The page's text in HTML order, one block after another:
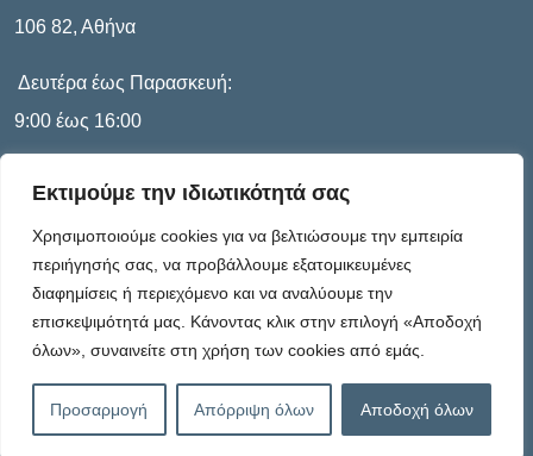
Εκτιμούμε την ιδιωτικότητά σας
Χρησιμοποιούμε cookies για να βελτιώσουμε την εμπειρία
περιήγησής σας, να προβάλλουμε εξατομικευμένες
διαφημίσεις ή περιεχόμενο και να αναλύουμε την
επισκεψιμότητά μας. Κάνοντας κλικ στην επιλογή «Αποδοχή
όλων», συναινείτε στη χρήση των cookies από εμάς.
Προσαρμογή Απόρριψη όλων Αποδοχή όλων
106 82, Αθήνα
Δευτέρα έως Παρασκευή:
9:00 έως 16:00
Πληροφορίες
Καταστατικό
Πολιτική Απορρήτου
Πολιτική Cookies – G.D.P.R.